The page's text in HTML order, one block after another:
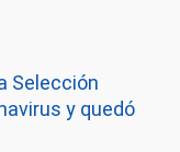
Selección
y quedó